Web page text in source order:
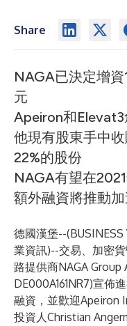
Share
NAGA已決定增
元
Apeiron和
他現有股東手中
22%的股份
NAGA有望在
額外融資將推動
德國漢堡--(BUSINESS
業資訊)--交易、加密
路提供商NAGA Group
DE000A161NR7)宣佈
融資，並歡迎Apeiron
投資人Christian